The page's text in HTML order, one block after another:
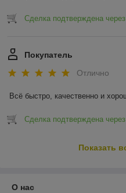
Сделка подтверждена через
Покупатель
Отлично
Всё быстро, качественно и
Сделка подтверждена через
Показать
О нас